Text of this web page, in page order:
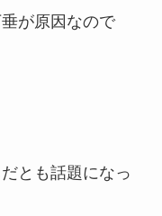
が原因なので
とも話題になっ